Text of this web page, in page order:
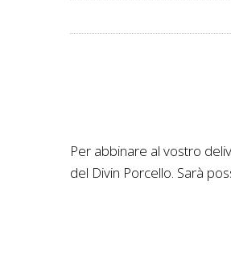
Per abbinare al vostro
del Divin Porcello. Sarà